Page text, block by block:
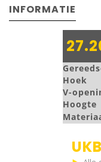
INFORMATIE
Hoek
V-
Hoogte